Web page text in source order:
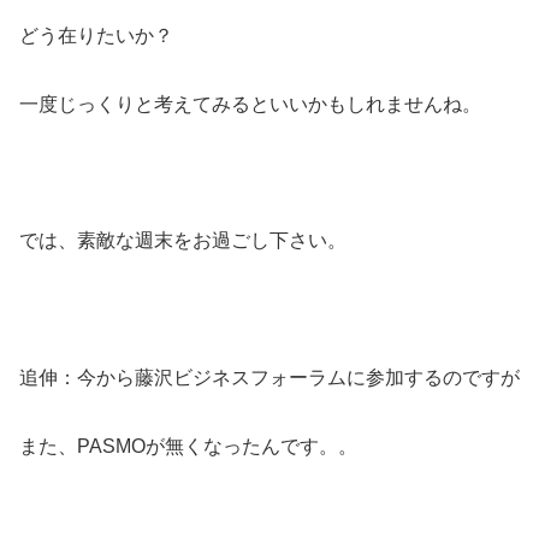
どう在りたいか？
一度じっくりと考えてみるといいかもしれませんね。
では、素敵な週末をお過ごし下さい。
追伸：今から藤沢ビジネスフォーラムに参加するのですが
また、PASMOが無くなったんです。。